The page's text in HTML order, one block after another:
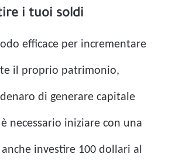
i tuoi soldi
efficace per incrementare
il proprio patrimonio,
di generare capitale
necessario iniziare con una
investire 100 dollari al